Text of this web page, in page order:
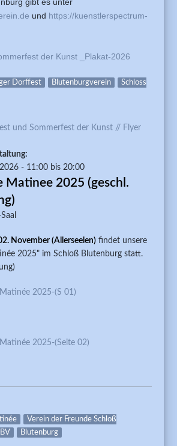
und https://kuenstlerspectrum-
Dorffest Blutenburgverein
Schloss
und Sommerfest der Kunst // Flyer
- 11:00 bis 20:00
Matinee 2025 (geschl.
November (Allerseelen) findet unsere
2025" im Schloß Blutenburg statt.
Verein der Freunde Schloß
Blutenburg